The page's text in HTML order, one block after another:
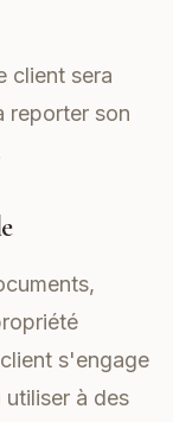
client sera
reporter son
s'engage
à des